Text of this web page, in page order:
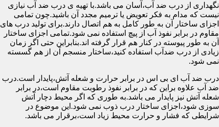
نگهداری از درب ضد آب،آسان می باشد.با تهیه ی درب ضد آب نیازی
نیست که مدام به فکر تعویض یا ترمیم مجدد آن باشید.چون تمامی
اجزای ساختار آن به طور کامل به هم اتصال دارند.برای تولید درب های
مقاوم در برابر نفوذ آب از پیچ استفاده نمی شود.تمامی اجزای ساختار
آن به طور پیوسته در کنار هم قرار گرفته اند.بنابراین حتی اگر زمان
زیادی از درب ضدآب استفاده کنید،ساختار منسجم آن از هم گسسته
نمی شود.
درب ضد آب ای بی اس در برابر حرارت و شعله آتش،پایدار است.درب
ضد آب علاوه براین که در برابر نفوذ رطوبت مقاوم است،در برابر
شعله آتش نیز پایدار می باشد.به طوری که اگر محیط دچار آتش
سوزی شود،اجزای ساختار درب ذوب نمی شود.این موضوع در
شرایطی که فشار و حرارت محیط زیاد است،برقرار می باشد.